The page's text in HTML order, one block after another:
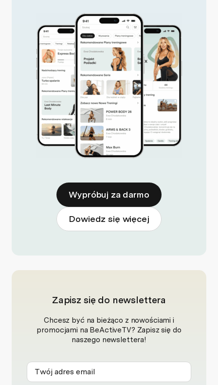
Wypróbuj za darmo
Dowiedz się więcej
Zapisz się do newslettera
Chcesz być na bieżąco z nowościami i
promocjami na BeActiveTV? Zapisz się do
naszego newslettera!